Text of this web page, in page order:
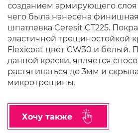
созданием армирующего слоя
чего была нанесена
шпатлевка Ceresit CT225.
эластичной трещиностойкой
Flexicoat цвет CW30 и белый.
данной краски, является
растягиваться до 3мм и
микротрещины.
Хочу также